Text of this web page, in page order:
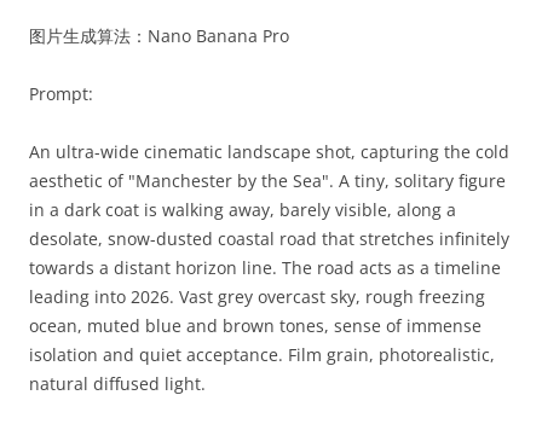
图片生成算法：Nano Banana Pro
Prompt:
An ultra-wide cinematic landscape shot, capturing the cold
aesthetic of "Manchester by the Sea". A tiny, solitary figure
in a dark coat is walking away, barely visible, along a
desolate, snow-dusted coastal road that stretches infinitely
towards a distant horizon line. The road acts as a timeline
leading into 2026. Vast grey overcast sky, rough freezing
ocean, muted blue and brown tones, sense of immense
isolation and quiet acceptance. Film grain, photorealistic,
natural diffused light.